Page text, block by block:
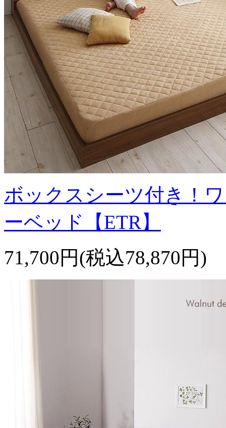
ボックスシーツ付き！
ーベッド【ETR】
71,700円(税込78,870円)